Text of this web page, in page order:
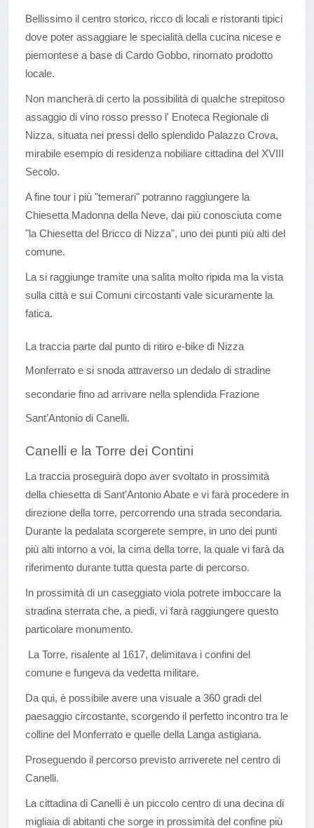
Bellissimo il centro storico, ricco di locali e ristoranti tipici
dove poter assaggiare le specialità della cucina nicese e
piemontese a base di Cardo Gobbo, rinomato prodotto
locale.
Non mancherà di certo la possibilità di qualche strepitoso
assaggio di vino rosso presso l' Enoteca Regionale di
Nizza, situata nei pressi dello splendido Palazzo Crova,
mirabile esempio di residenza nobiliare cittadina del XVIII
Secolo.
A fine tour i più "temerari" potranno raggiungere la
Chiesetta Madonna della Neve, dai più conosciuta come
"la Chiesetta del Bricco di Nizza", uno dei punti più alti del
comune.
La si raggiunge tramite una salita molto ripida ma la vista
sulla città e sui Comuni circostanti vale sicuramente la
fatica.
La traccia parte dal punto di ritiro e-bike di Nizza
Monferrato e si snoda attraverso un dedalo di stradine
secondarie fino ad arrivare nella splendida Frazione
Sant’Antonio di Canelli.
Canelli e la Torre dei Contini
La traccia proseguirà dopo aver svoltato in prossimità
della chiesetta di Sant’Antonio Abate e vi farà procedere in
direzione della torre, percorrendo una strada secondaria.
Durante la pedalata scorgerete sempre, in uno dei punti
più alti intorno a voi, la cima della torre, la quale vi farà da
riferimento durante tutta questa parte di percorso.
In prossimità di un caseggiato viola potrete imboccare la
stradina sterrata che, a piedi, vi farà raggiungere questo
particolare monumento.
La Torre, risalente al 1617, delimitava i confini del
comune e fungeva da vedetta militare.
Da qui, è possibile avere una visuale a 360 gradi del
paesaggio circostante, scorgendo il perfetto incontro tra le
colline del Monferrato e quelle della Langa astigiana.
Proseguendo il percorso previsto arriverete nel centro di
Canelli.
La cittadina di Canelli è un piccolo centro di una decina di
migliaia di abitanti che sorge in prossimità del confine più